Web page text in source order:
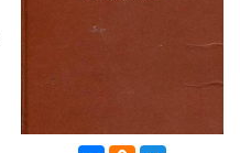
09:14
17:11